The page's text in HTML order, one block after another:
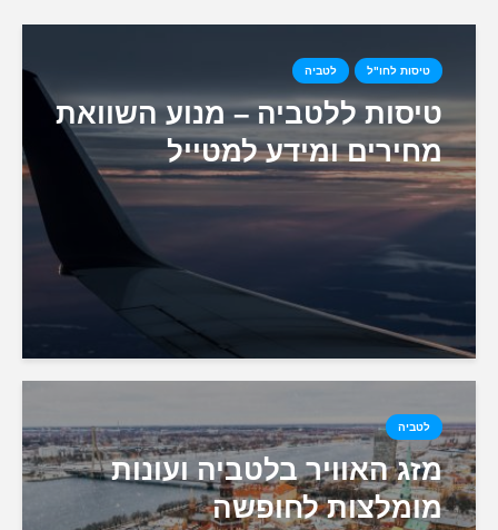
טיסות לחו"ל לטביה
טיסות ללטביה – מנוע השוואת
מחירים ומידע למטייל
לטביה
מזג האוויר בלטביה ועונות
מומלצות לחופשה